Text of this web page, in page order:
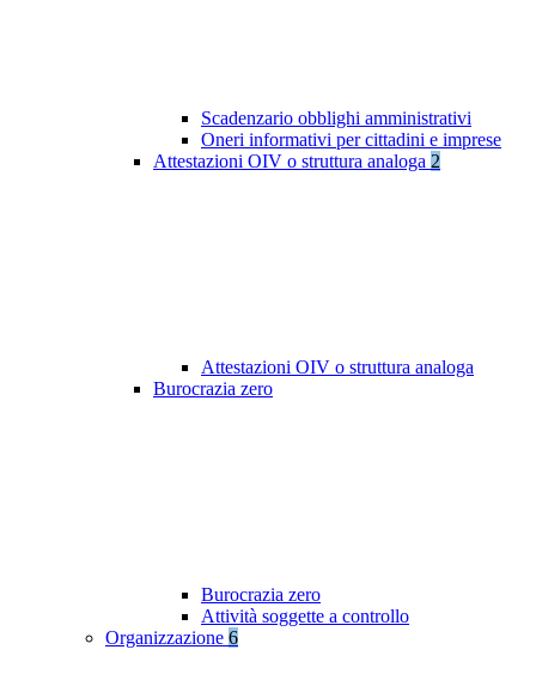
Scadenzario obblighi amministrativi
Oneri informativi per cittadini e imprese
Attestazioni OIV o struttura analoga 2
Attestazioni OIV o struttura analoga
Burocrazia zero
Burocrazia zero
Attività soggette a controllo
Organizzazione 6